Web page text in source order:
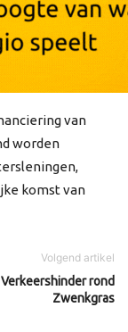
van
worden
komst van
Volgend artikel
Verkeershinder rond
Zwenkgras